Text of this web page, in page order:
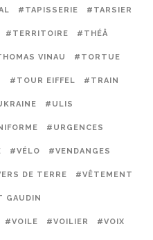
#TAPISSERIE #TARSIER
#TERRITOIRE #THÉÂ
VINAU #TORTUE
#TOUR EIFFEL #TRAIN
#ULIS
#URGENCES
#VÉLO #VENDANGES
DE TERRE #VÊTEMENT
GAUDIN
#VOILE #VOILIER #VOIX